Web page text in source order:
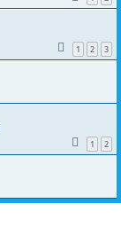
1 2 3
1 2